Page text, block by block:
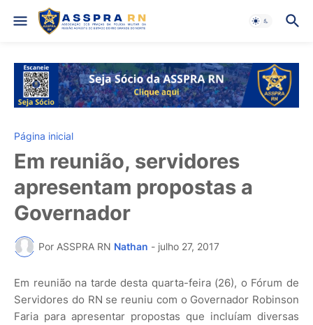
Página inicial
Em reunião, servidores
apresentam propostas a
Governador
Por ASSPRA RN Nathan - julho 27, 2017
Em reunião na tarde desta quarta-feira (26), o Fórum de
Servidores do RN se reuniu com o Governador Robinson
Faria para apresentar propostas que incluíam diversas